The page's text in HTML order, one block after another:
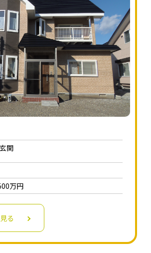
関
万円
る